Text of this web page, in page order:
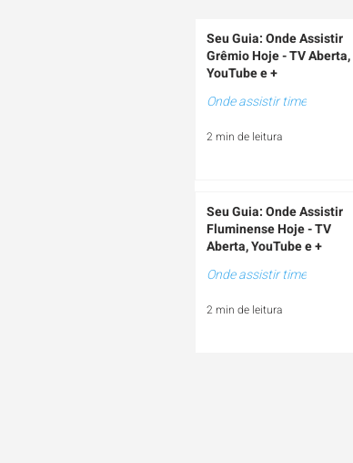
Seu Guia: Onde Assistir
Grêmio Hoje - TV Aberta,
YouTube e +
Onde assistir time
2 min de leitura
Seu Guia: Onde Assistir
Fluminense Hoje - TV
Aberta, YouTube e +
Onde assistir time
2 min de leitura